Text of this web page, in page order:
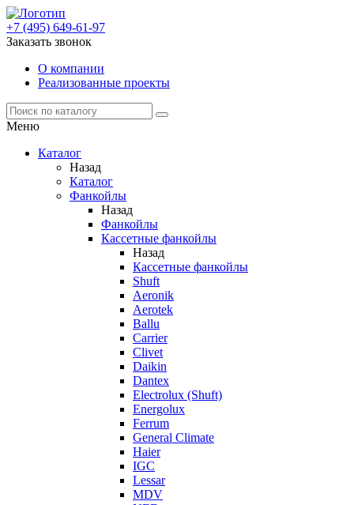
+7 (495) 649-61-97
Заказать звонок
О компании
Реализованные проекты
Меню
Каталог
Назад
Каталог
Фанкойлы
Назад
Фанкойлы
Кассетные фанкойлы
Назад
Кассетные фанкойлы
Shuft
Aeronik
Aerotek
Ballu
Carrier
Clivet
Daikin
Dantex
Electrolux (Shuft)
Energolux
Ferrum
General Climate
Haier
IGC
Lessar
MDV